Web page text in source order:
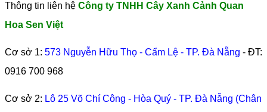
Thông tin liên hệ Công ty TNHH Cây Xanh Cảnh Quan
Hoa Sen Việt
Cơ sở 1: 573 Nguyễn Hữu Thọ - Cẩm Lệ - TP. Đà Nẵng - ĐT:
0916 700 968
Cơ sở 2: Lô 25 Võ Chí Công - Hòa Quý - TP. Đà Nẵng (Chân